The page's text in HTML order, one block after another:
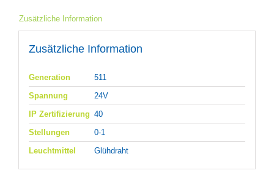
Zusätzliche Information
Zusätzliche Information
Generation
511
Spannung
24V
IP Zertifizierung 40
Stellungen
0-1
Leuchtmittel
Glühdraht